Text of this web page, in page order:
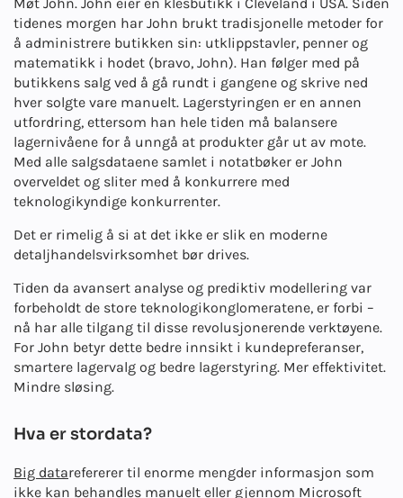
tidenes morgen har John brukt tradisjonelle metoder for
å administrere butikken sin: utklippstavler, penner og
matematikk i hodet (bravo, John). Han følger med på
butikkens salg ved å gå rundt i gangene og skrive ned
hver solgte vare manuelt. Lagerstyringen er en annen
utfordring, ettersom han hele tiden må balansere
lagernivåene for å unngå at produkter går ut av mote.
Med alle salgsdataene samlet i notatbøker er John
overveldet og sliter med å konkurrere med
teknologikyndige konkurrenter.
Det er rimelig å si at det ikke er slik en moderne
detaljhandelsvirksomhet bør drives.
Tiden da avansert analyse og prediktiv modellering var
forbeholdt de store teknologikonglomeratene, er forbi –
nå har alle tilgang til disse revolusjonerende verktøyene.
For John betyr dette bedre innsikt i kundepreferanser,
smartere lagervalg og bedre lagerstyring. Mer effektivitet.
Mindre sløsing.
Hva er stordata?
Big datarefererer til enorme mengder informasjon som
ikke kan behandles manuelt eller gjennom Microsoft